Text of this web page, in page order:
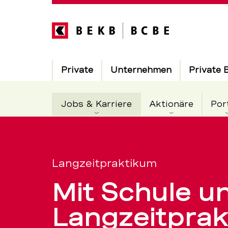
zum
Hauptnavigation
Private Unternehmen Private
Jobs & Karriere AktivAktionäre
Langzeitpraktikum
Mit Schule